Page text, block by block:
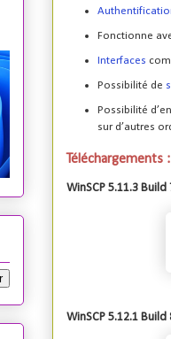
Fonctionne
Interfaces
Possibilité de
Possibilité
sur d’autres
Téléchargements :
WinSCP 5.11.3 Build
WinSCP 5.12.1 Build